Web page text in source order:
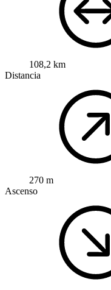
108,2 km
Distancia
270 m
Ascenso